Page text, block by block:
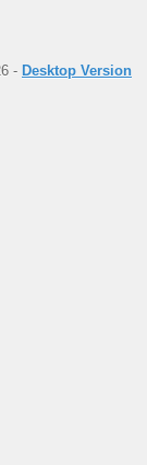
- Desktop Version